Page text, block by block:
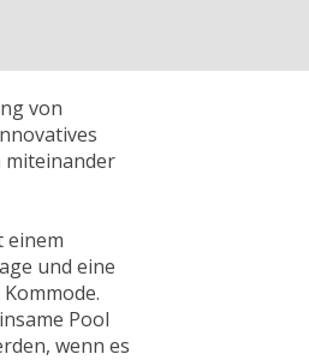
von
miteinander
einem
und eine
Pool
wenn es